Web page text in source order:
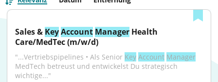
Sales & KeyAccount Manager Health
Care/MedTec (m/w/d)
"...Vertriebspipelines • Als Senior Key Account Manager
MedTech betreust und entwickelst Du strategisch
wichtige..."